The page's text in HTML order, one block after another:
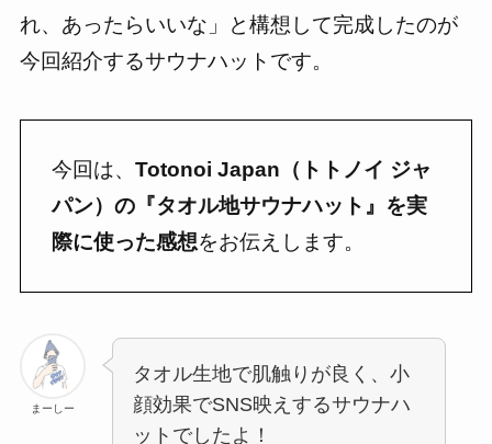
れ、あったらいいな」と構想して完成したのが
今回紹介するサウナハットです。
今回は、Totonoi Japan（トトノイ ジャ
パン）の『タオル地サウナハット』を実
際に使った感想をお伝えします。
まーしー
タオル生地で肌触りが良く、小
顔効果でSNS映えするサウナハ
ットでしたよ！